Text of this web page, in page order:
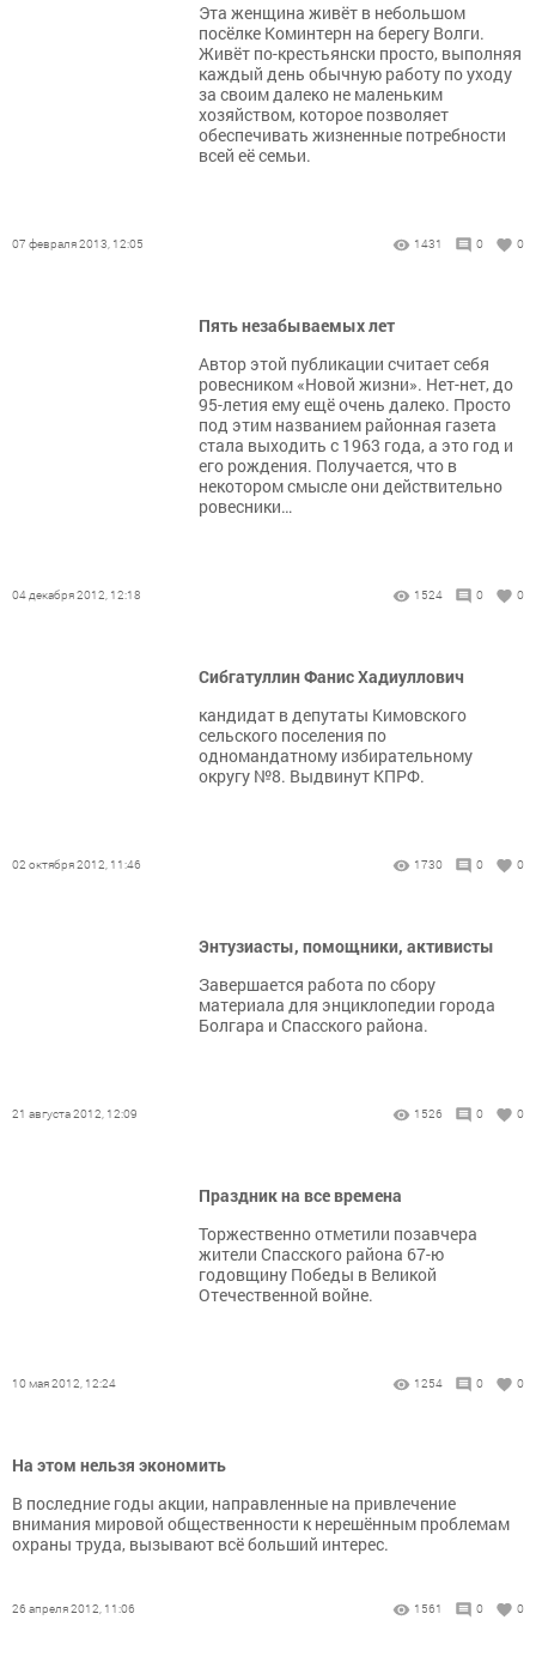
Эта женщина живёт в небольшом
посёлке Коминтерн на берегу Волги.
Живёт по-крестьянски просто, выполняя
каждый день обычную работу по уходу
за своим далеко не маленьким
хозяйством, которое позволяет
обеспечивать жизненные потребности
всей её семьи.
07 февраля 2013, 12:05 1431 0 0
Пять незабываемых лет
Автор этой публикации считает себя
ровесником «Новой жизни». Нет-нет, до
95-летия ему ещё очень далеко. Просто
под этим названием районная газета
стала выходить с 1963 года, а это год и
его рождения. Получается, что в
некотором смысле они действительно
ровесники…
04 декабря 2012, 12:18 1524 0 0
Сибгатуллин Фанис Хадиуллович
кандидат в депутаты Кимовского
сельского поселения по
одномандатному избирательному
округу №8. Выдвинут КПРФ.
02 октября 2012, 11:46 1730 0 0
Энтузиасты, помощники, активисты
Завершается работа по сбору
материала для энциклопедии города
Болгара и Спасского района.
21 августа 2012, 12:09 1526 0 0
Праздник на все времена
Торжественно отметили позавчера
жители Спасского района 67-ю
годовщину Победы в Великой
Отечественной войне.
10 мая 2012, 12:24 1254 0 0
На этом нельзя экономить
В последние годы акции, направленные на привлечение
внимания мировой общественности к нерешённым проблемам
охраны труда, вызывают всё больший интерес.
26 апреля 2012, 11:06 1561 0 0